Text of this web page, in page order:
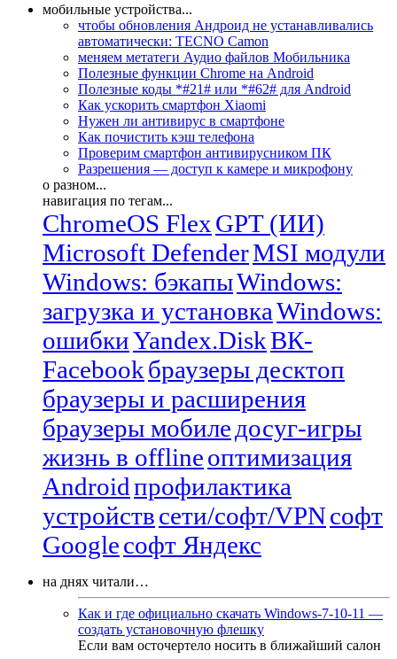
мобильные устройства...
чтобы обновления Андроид не устанавливались
автоматически: TECNO Camon
меняем метатеги Аудио файлов Мобильника
Полезные функции Chrome на Android
Полезные коды *#21# или *#62# для Android
Как ускорить смартфон Xiaomi
Нужен ли антивирус в смартфоне
Как почистить кэш телефона
Проверим смартфон антивирусником ПК
Разрешения — доступ к камере и микрофону
о разном...
навигация по тегам...
ChromeOS FlexGPT (ИИ)
Microsoft DefenderMSI модули
Windows: бэкапыWindows:
загрузка и установкаWindows:
ошибкиYandex.DiskВК-
Facebookбраузеры десктоп
браузеры и расширения
браузеры мобиле досуг-игры
жизнь в offlineоптимизация
Androidпрофилактика
устройствсети/софт/VPNсофт
Googleсофт Яндекс
на днях читали…
Как и где официально скачать Windows-7-10-11 —
создать установочную флешку
Если вам осточертело носить в ближайший салон